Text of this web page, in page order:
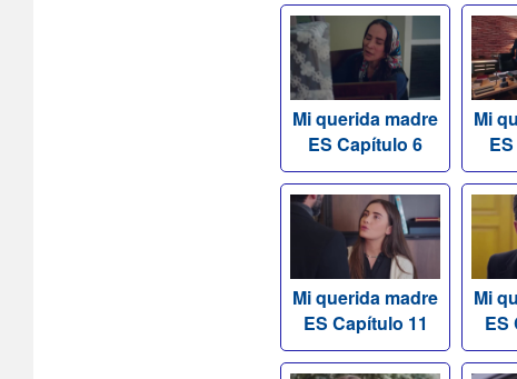
Mi querida madre
ES Capítulo 6
Mi
Mi querida madre
ES Capítulo 11
Mi
ES